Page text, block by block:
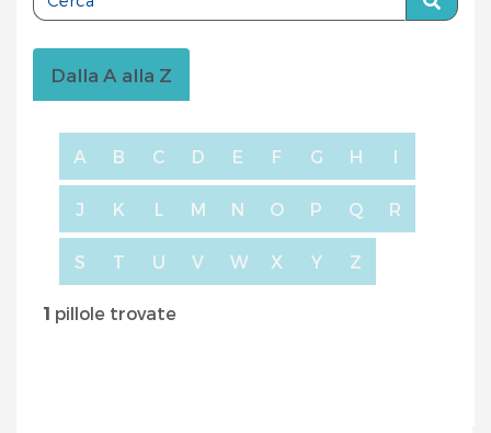
Dalla A alla Z
A B C D E F G H I
J K L M N O P Q R
S T U V W X Y Z
1 pillole trovate